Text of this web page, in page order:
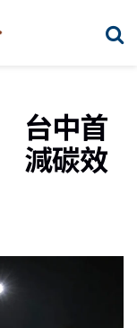
台中首
減碳效